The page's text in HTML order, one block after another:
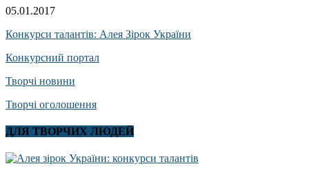
05.01.2017
Конкурси талантів: Алея Зірок України
Конкурсний портал
Творчі новини
Творчі оголошення
ДЛЯ ТВОРЧИХ ЛЮДЕЙ